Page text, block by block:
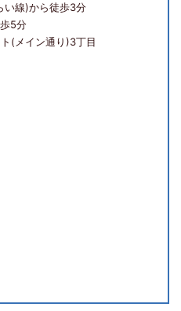
い線)から徒歩3分
5分
(メイン通り)3丁目